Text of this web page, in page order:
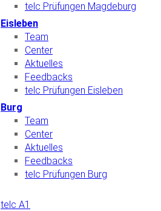
telc Prüfungen Magdeburg
Eisleben
Team
Center
Aktuelles
Feedbacks
telc Prüfungen Eisleben
Burg
Team
Center
Aktuelles
Feedbacks
telc Prüfungen Burg
telc A1